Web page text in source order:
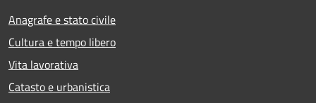
Anagrafe e stato civile
Cultura e tempo libero
Vita lavorativa
Catasto e urbanistica